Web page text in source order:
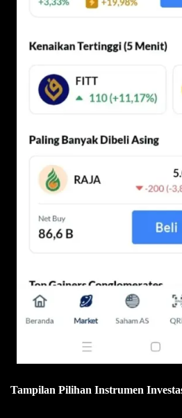
Tampilan Pilihan Instrumen